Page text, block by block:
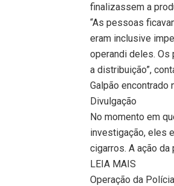
finalizassem a
“As pessoas
eram inclusive
operandi deles. Os
a distribuição”,
Galpão encontrado
Divulgação
No momento em
investigação, eles
cigarros. A ação
LEIA MAIS
Operação da